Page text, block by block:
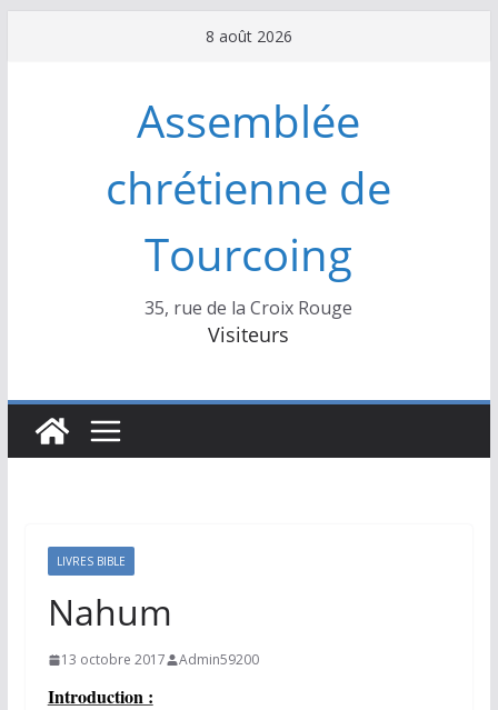
8 août 2026
Assemblée
chrétienne de
Tourcoing
35, rue de la Croix Rouge
Visiteurs
LIVRES BIBLE
Nahum
13 octobre 2017 Admin59200
Introduction :